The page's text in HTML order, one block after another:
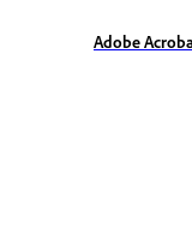
Adobe